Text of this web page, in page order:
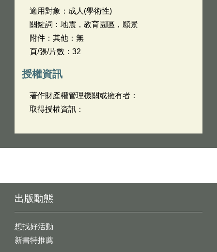
適用對象：成人(學術性)
關鍵詞：地震，教育園區，願景
附件：其他：無
頁/張/片數：32
授權資訊
著作財產權管理機關或擁有者：
取得授權資訊：
出版動態
想找好活動
新書特推薦